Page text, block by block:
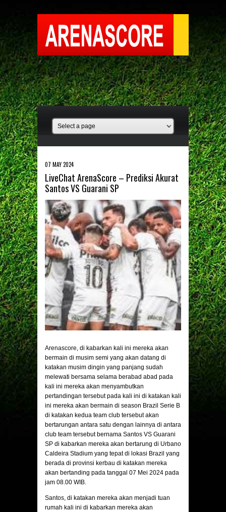
07 MAY 2024
LiveChat ArenaScore – Prediksi Akurat
Santos VS Guarani SP
Arenascore, di kabarkan kali ini mereka akan
bermain di musim semi yang akan datang di
katakan musim dingin yang panjang sudah
melewati bersama selama berabad abad pada
kali ini mereka akan menyambutkan
pertandingan tersebut pada kali ini di katakan kali
ini mereka akan bermain di season Brazil Serie B
di katakan kedua team club tersebut akan
bertarungan antara satu dengan lainnya di antara
club team tersebut bernama Santos VS Guarani
SP di kabarkan mereka akan bertarung di Urbano
Caldeira Stadium yang tepat di lokasi Brazil yang
berada di provinsi kerbau di katakan mereka
akan bertanding pada tanggal 07 Mei 2024 pada
jam 08.00 WIB.
Santos, di katakan mereka akan menjadi tuan
rumah kali ini di kabarkan mereka akan